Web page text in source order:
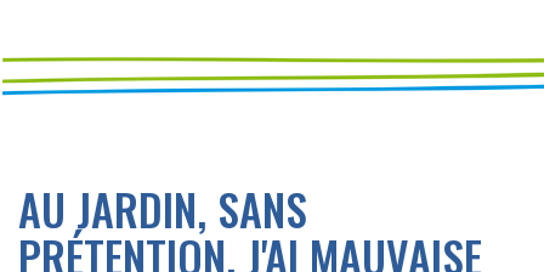
AU JARDIN, SANS
PRÉTENTION, J'AI MAUVAISE